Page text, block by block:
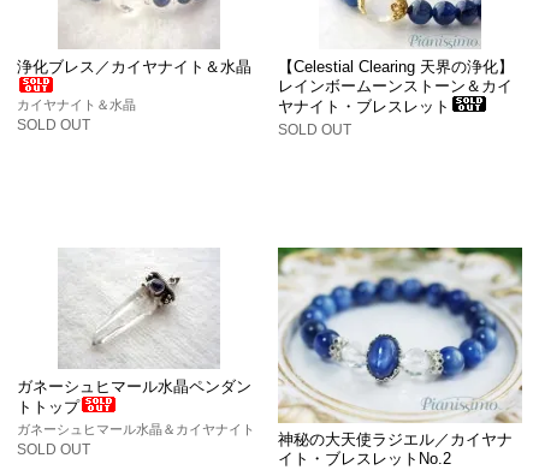
浄化ブレス／カイヤナイト＆水晶
カイヤナイト＆水晶
SOLD OUT
【Celestial Clearing 天界の浄化】
レインボームーンストーン＆カイ
ヤナイト・ブレスレット
SOLD OUT
ガネーシュヒマール水晶ペンダン
トトップ
ガネーシュヒマール水晶＆カイヤナイト
SOLD OUT
神秘の大天使ラジエル／カイヤナ
イト・ブレスレットNo.2